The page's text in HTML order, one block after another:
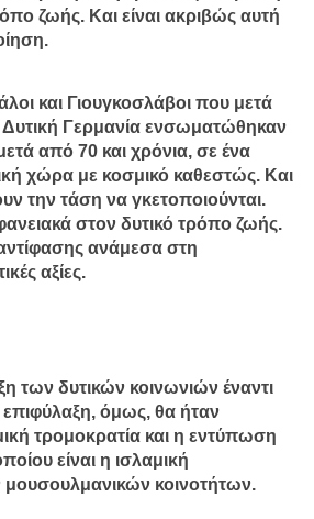
ζωής. Και είναι ακριβώς αυτή
και Γιουγκοσλάβοι που μετά
Δυτική Γερμανία ενσωματώθηκαν
από 70 και χρόνια, σε ένα
χώρα με κοσμικό καθεστώς. Και
την τάση να γκετοποιούνται.
στον δυτικό τρόπο ζωής.
ανάμεσα στη
αξίες.
των δυτικών κοινωνιών έναντι
επιφύλαξη, όμως, θα ήταν
τρομοκρατία και η εντύπωση
είναι η ισλαμική
μουσουλμανικών κοινοτήτων.